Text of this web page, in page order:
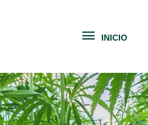
INICIO